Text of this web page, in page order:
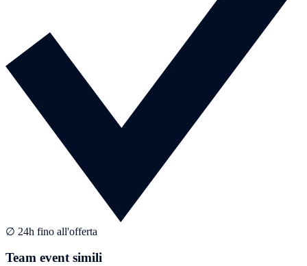
∅ 24h fino all'offerta
Team event simili